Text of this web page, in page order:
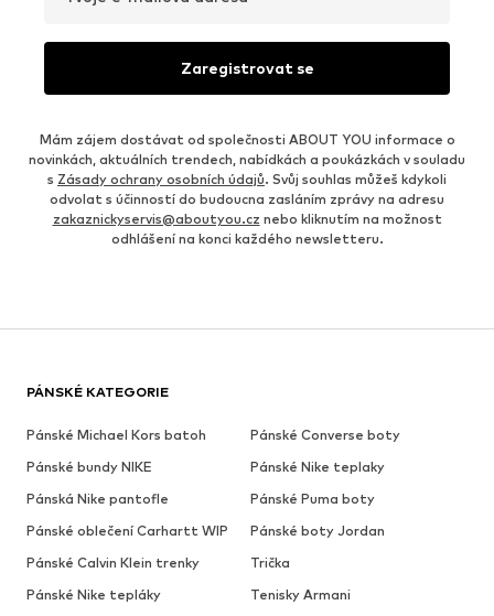
Zaregistrovat se
Mám zájem dostávat od společnosti ABOUT YOU informace o
novinkách, aktuálních trendech, nabídkách a poukázkách v souladu
s Zásady ochrany osobních údajů. Svůj souhlas můžeš kdykoli
odvolat s účinností do budoucna zasláním zprávy na adresu
zakaznickyservis@aboutyou.cz nebo kliknutím na možnost
odhlášení na konci každého newsletteru.
PÁNSKÉ KATEGORIE
Pánské Michael Kors batoh
Pánské Converse boty
Pánské bundy NIKE
Pánské Nike teplaky
Pánská Nike pantofle
Pánské Puma boty
Pánské oblečení Carhartt WIP
Pánské boty Jordan
Pánské Calvin Klein trenky
Trička
Pánské Nike tepláky
Tenisky Armani